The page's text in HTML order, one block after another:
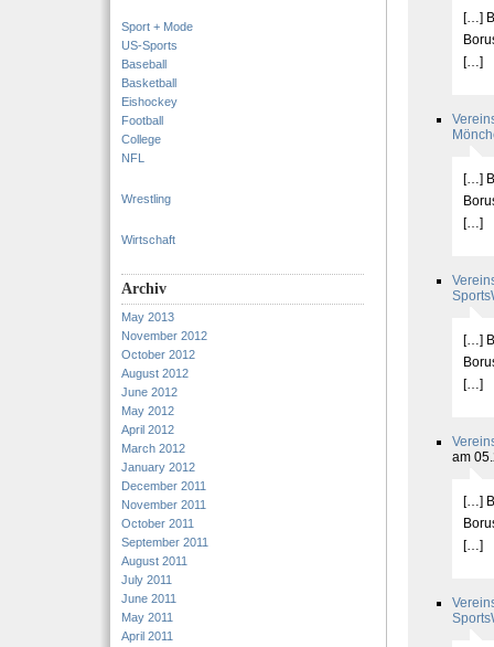
Sport + Mode
US-Sports
Baseball
Basketball
Eishockey
Football
College
NFL
Wrestling
Wirtschaft
Archiv
May 2013
November 2012
October 2012
August 2012
June 2012
May 2012
April 2012
March 2012
January 2012
December 2011
November 2011
October 2011
September 2011
August 2011
July 2011
June 2011
May 2011
April 2011
[…]
[…]
[…]
[…]
[…]
[…]
am
[…]
[…]